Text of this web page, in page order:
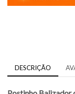
DESCRIÇÃO